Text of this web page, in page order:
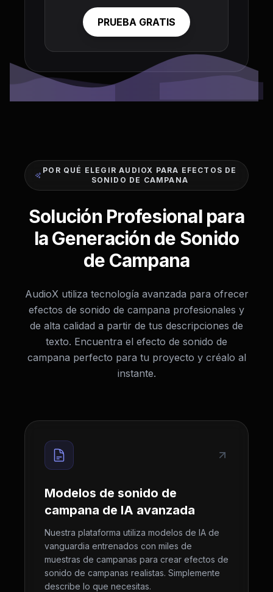
PRUEBA GRATIS
POR QUÉ ELEGIR AUDIOX PARA EFECTOS DE
SONIDO DE CAMPANA
Solución Profesional para
la Generación de Sonido
de Campana
AudioX utiliza tecnología avanzada para ofrecer
efectos de sonido de campana profesionales y
de alta calidad a partir de tus descripciones de
texto. Encuentra el efecto de sonido de
campana perfecto para tu proyecto y créalo al
instante.
Modelos de sonido de
campana de IA avanzada
Nuestra plataforma utiliza modelos de IA de
vanguardia entrenados con miles de
muestras de campanas para crear efectos de
sonido de campanas realistas. Simplemente
describe lo que necesitas.